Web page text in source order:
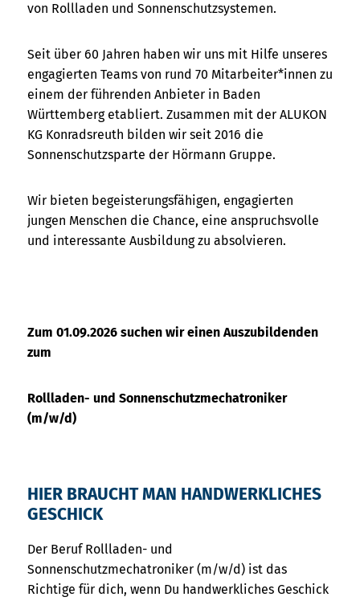
von Rollladen und Sonnenschutzsystemen.
Seit über 60 Jahren haben wir uns mit Hilfe unseres
engagierten Teams von rund 70 Mitarbeiter*innen zu
einem der führenden Anbieter in Baden
Württemberg etabliert. Zusammen mit der ALUKON
KG Konradsreuth bilden wir seit 2016 die
Sonnenschutzsparte der Hörmann Gruppe.
Wir bieten begeisterungsfähigen, engagierten
jungen Menschen die Chance, eine anspruchsvolle
und interessante Ausbildung zu absolvieren.
Zum 01.09.2026 suchen wir einen Auszubildenden
zum
Rollladen- und Sonnenschutzmechatroniker
(m/w/d)
HIER BRAUCHT MAN HANDWERKLICHES
GESCHICK
Der Beruf Rollladen- und
Sonnenschutzmechatroniker (m/w/d) ist das
Richtige für dich, wenn Du handwerkliches Geschick